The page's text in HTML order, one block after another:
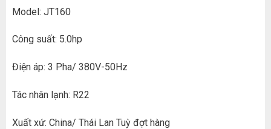
Model: JT160
Công suất: 5.0hp
Điện áp: 3 Pha/ 380V-50Hz
Tác nhân lạnh: R22
Xuất xứ: China/ Thái Lan Tuỳ đợt hàng